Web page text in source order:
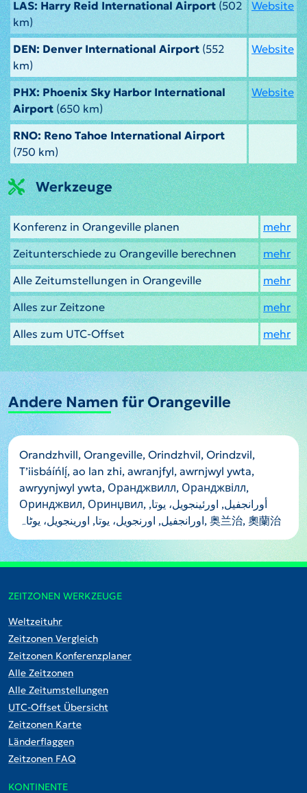
LAS: Harry Reid International Airport(502
km)
Website
DEN: Denver International Airport (552
km)
Website
PHX: Phoenix Sky Harbor International
Airport(650 km)
Website
RNO: Reno Tahoe International Airport
(750 km)
Werkzeuge
Konferenz in Orangeville planen
mehr
Zeitunterschiede zu Orangeville berechnen
mehr
Alle Zeitumstellungen in Orangeville
mehr
Alles zur Zeitzone
mehr
Alles zum UTC-Offset
mehr
Andere Namen für Orangeville
Orandzhvill, Orangeville, Orindzhvil, Orindzvil,
Tʼiisbáíńlį́, ao lan zhi, awranjfyl, awrnjwyl ywta,
awryynjwyl ywta, Оранджвилл, Оранджвілл,
Оринджвил, Оринџвил, أورانجفيل, اورئینجویل، یوتا,
اورانجفيل, اورنجویل، یوتا, اورینجویل، یوٹاہ, 奥兰治, 奧蘭治
ZEITZONEN WERKZEUGE
Weltzeituhr
Zeitzonen Vergleich
Zeitzonen Konferenzplaner
Alle Zeitzonen
Alle Zeitumstellungen
UTC-Offset Übersicht
Zeitzonen Karte
Länderflaggen
Zeitzonen FAQ
KONTINENTE